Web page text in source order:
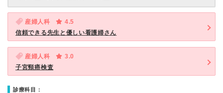
産婦人科
4.5
信頼できる先生と優しい看護婦さん
産婦人科
3.0
子宮頸癌検査
診療科目：